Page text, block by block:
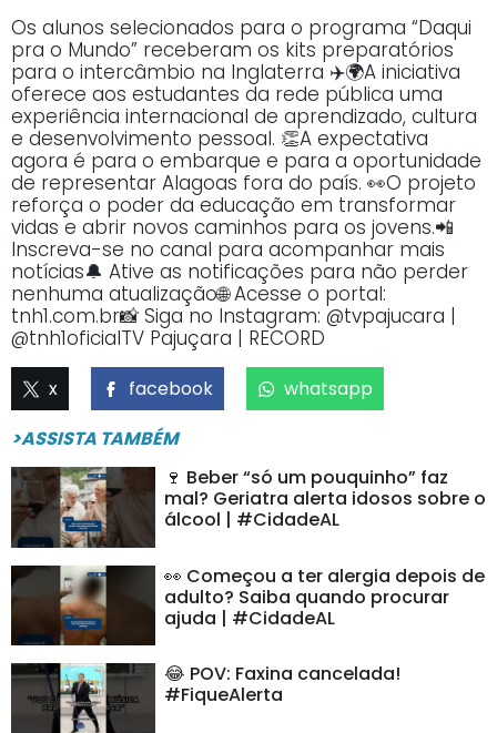
Os alunos selecionados para o programa “Daqui
pra o Mundo” receberam os kits preparatórios
para o intercâmbio na Inglaterra ✈️🌍A iniciativa
oferece aos estudantes da rede pública uma
experiência internacional de aprendizado, cultura
e desenvolvimento pessoal. 👏A expectativa
agora é para o embarque e para a oportunidade
de representar Alagoas fora do país. 👀O projeto
reforça o poder da educação em transformar
vidas e abrir novos caminhos para os jovens.📲
Inscreva-se no canal para acompanhar mais
notícias🔔 Ative as notificações para não perder
nenhuma atualização🌐 Acesse o portal:
tnh1.com.br📸 Siga no Instagram: @tvpajucara |
@tnh1oficialTV Pajuçara | RECORD
x facebook
whatsapp
>ASSISTA TAMBÉM
🍷 Beber “só um pouquinho” faz
mal? Geriatra alerta idosos sobre o
álcool | #CidadeAL
👀 Começou a ter alergia depois de
adulto? Saiba quando procurar
ajuda | #CidadeAL
😂 POV: Faxina cancelada!
#FiqueAlerta